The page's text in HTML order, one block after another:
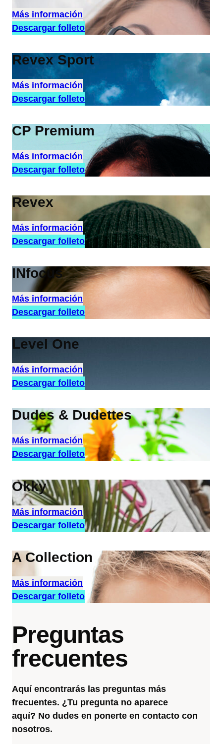
Más información
Descargar folleto
Revex Sport
Más información
Descargar folleto
CP Premium
Más información
Descargar folleto
Revex
Más información
Descargar folleto
INfocus
Más información
Descargar folleto
Level One
Más información
Descargar folleto
Dudes & Dudettes
Más información
Descargar folleto
Okky
Más información
Descargar folleto
A Collection
Más información
Descargar folleto
Preguntas
frecuentes
Aquí encontrarás las preguntas más
frecuentes. ¿Tu pregunta no aparece
aquí? No dudes en ponerte en contacto con
nosotros.